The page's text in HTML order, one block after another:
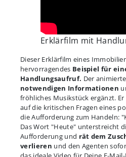
Erklärfilm mit
Dieser Erklärfilm eines
hervorragendes Beispiel für
Handlungsaufruf. Der
notwendigen Informationen
fröhliches Musikstück ergänzt.
auf die kritischen Fragen eines
die Aufforderung zum Handeln:
Das Wort "Heute" unterstreicht
Aufforderung und rät dem
verlieren und den Agenten